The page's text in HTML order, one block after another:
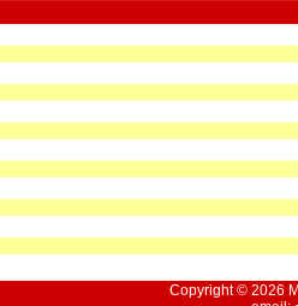
Copyright © 2026